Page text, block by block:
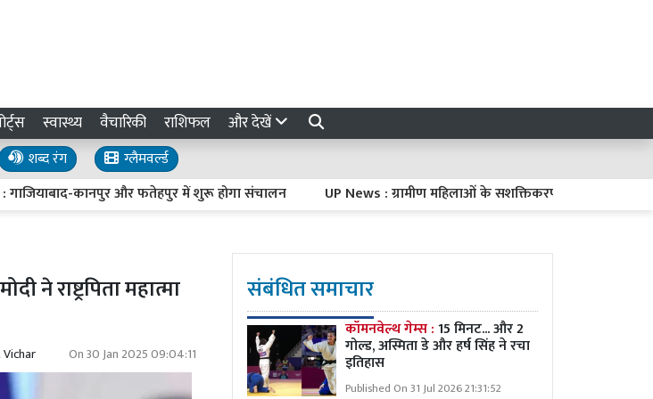
स्वास्थ्य वैचारिकी राशिफल और देखें
शब्द रंग
ग्लैमवर्ल्ड
कानपुर और फतेहपुर में शुरू होगा संचालन UP News : ग्रामीण महिलाओं के सशक्तिकरण को बढ़ावा, योगी सरकार
ने राष्ट्रपिता महात्मा
On30 Jan 2025 09:04:11
संबंधित समाचार
कॉमनवेल्थ गेम्स :15 मिनट... और 2
गोल्ड, अस्मिता डे और हर्ष सिंह ने रचा
इतिहास
Published On 31 Jul 2026 21:31:52